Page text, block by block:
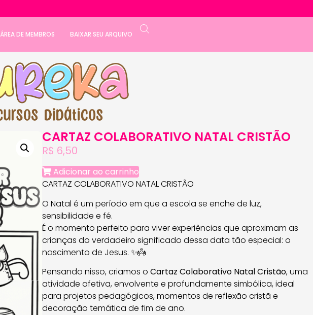
ÁREA DE MEMBROS BAIXAR SEU ARQUIVO
CARTAZ COLABORATIVO NATAL CRISTÃO
R$ 6,50
Adicionar ao carrinho
CARTAZ COLABORATIVO NATAL CRISTÃO
O Natal é um período em que a escola se enche de luz,
sensibilidade e fé.
É o momento perfeito para viver experiências que aproximam as
crianças do verdadeiro significado dessa data tão especial: o
nascimento de Jesus. ✨👼
Pensando nisso, criamos o Cartaz Colaborativo Natal Cristão, uma
atividade afetiva, envolvente e profundamente simbólica, ideal
para projetos pedagógicos, momentos de reflexão cristã e
decoração temática de fim de ano.